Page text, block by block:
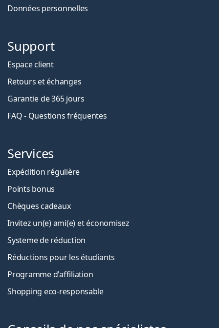
Données personnelles
Support
Espace client
Retours et échanges
Garantie de 365 jours
FAQ - Questions fréquentes
Services
Expédition régulière
Points bonus
Chèques cadeaux
Invitez un(e) ami(e) et économisez
Systeme de réduction
Réductions pour les étudiants
Programme d'affiliation
Shopping eco-responsable